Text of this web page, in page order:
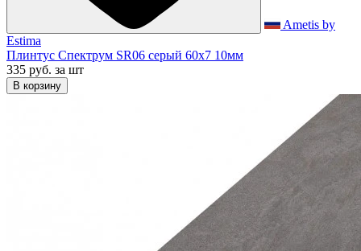
Ametis by
Estima
Плинтус Спектрум SR06 серый 60x7 10мм
335 руб. за шт
В корзину